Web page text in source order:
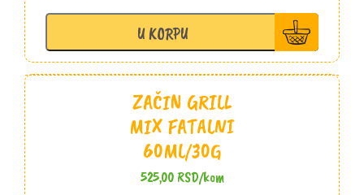
Fatalni
60ml/30g
količina
U KORPU
ZAČIN GRILL
MIX FATALNI
60ML/30G
525,00RSD/kom